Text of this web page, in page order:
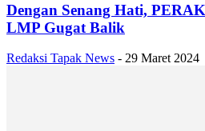
Dengan Senang Hati,
LMP Gugat Balik
Redaksi Tapak News - 29 Maret 2024